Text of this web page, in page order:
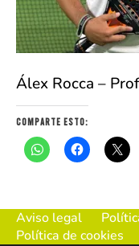
Álex Rocca –
Comparte esto:
Aviso legal
Política de cookies